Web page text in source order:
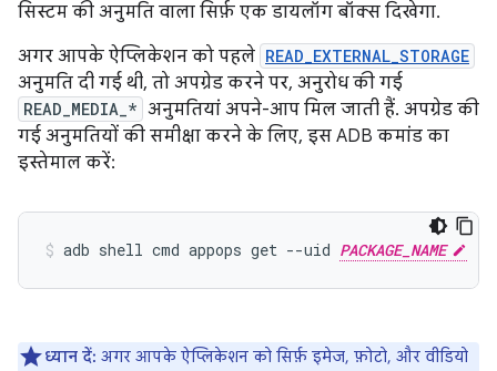
सिस्टम की अनुमति वाला सिर्फ़ एक डायलॉग बॉक्स दिखेगा.
अगर आपके ऐप्लिकेशन को पहले READ_EXTERNAL_STORAGE
अनुमति दी गई थी, तो अपग्रेड करने पर, अनुरोध की गई
READ_MEDIA_* अनुमतियां अपने-आप मिल जाती हैं. अपग्रेड की
गई अनुमतियों की समीक्षा करने के लिए, इस ADB कमांड का
इस्तेमाल करें:
adb shell cmd appops get --uid PACKAGE_NAME
ध्यान दें: अगर आपके ऐप्लिकेशन को सिर्फ़ इमेज, फ़ोटो, और वीडियो